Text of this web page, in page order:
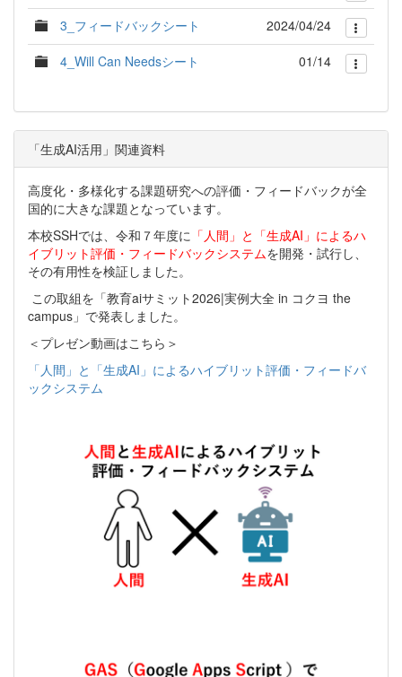
3_フィードバックシート
2024/04/24
4_Will Can Needsシート
01/14
「生成AI活用」関連資料
高度化・多様化する課題研究への評価・フィードバックが全
国的に大きな課題となっています。
本校SSHでは、令和７年度に 「人間」と「生成AI」によるハ
イブリット評価・フィードバックシステムを開発・試行し、
その有用性を検証しました。
この取組を「教育aiサミット2026|実例大全 in コクヨ the
campus」で発表しました。
＜プレゼン動画はこちら＞
「人間」と「生成AI」によるハイブリット評価・フィードバ
ックシステム